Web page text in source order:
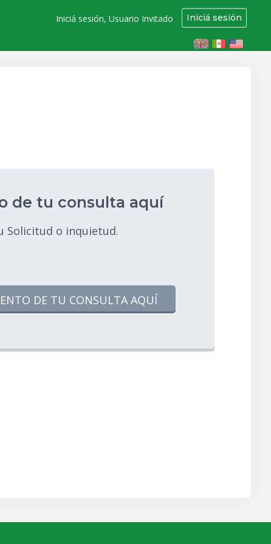
Iniciá sesión, Usuario Invitado Iniciá sesión
de tu consulta aquí
Solicitud o inquietud.
DE TU CONSULTA AQUÍ